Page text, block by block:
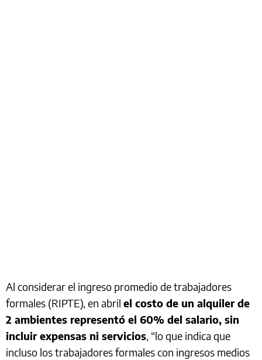
Al considerar el ingreso promedio de trabajadores
formales (RIPTE), en abril el costo de un alquiler de
2 ambientes representó el 60% del salario, sin
incluir expensas ni servicios, “lo que indica que
incluso los trabajadores formales con ingresos medios